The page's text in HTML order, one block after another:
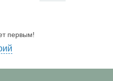
первым!